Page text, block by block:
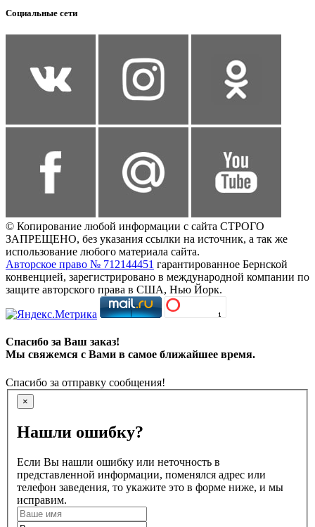
Социальные сети
© Копирование любой информации с сайта СТРОГО
ЗАПРЕЩЕНО, без указания ссылки на источник, а так же
использование любого материала сайта.
Авторское право № 712144451 гарантированное Бернской
конвенцией, зарегистрировано в международной компании по
защите авторского права в США, Нью Йорк.
Спасибо за Ваш заказ!
Мы свяжемся с Вами в самое ближайшее время.
Спасибо за отправку сообщения!
×
Нашли ошибку?
Если Вы нашли ошибку или неточность в
представленной информации, поменялся адрес или
телефон заведения, то укажите это в форме ниже, и мы
исправим.